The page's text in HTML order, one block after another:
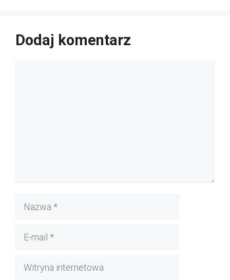
Dodaj komentarz
Nazwa
Witryna